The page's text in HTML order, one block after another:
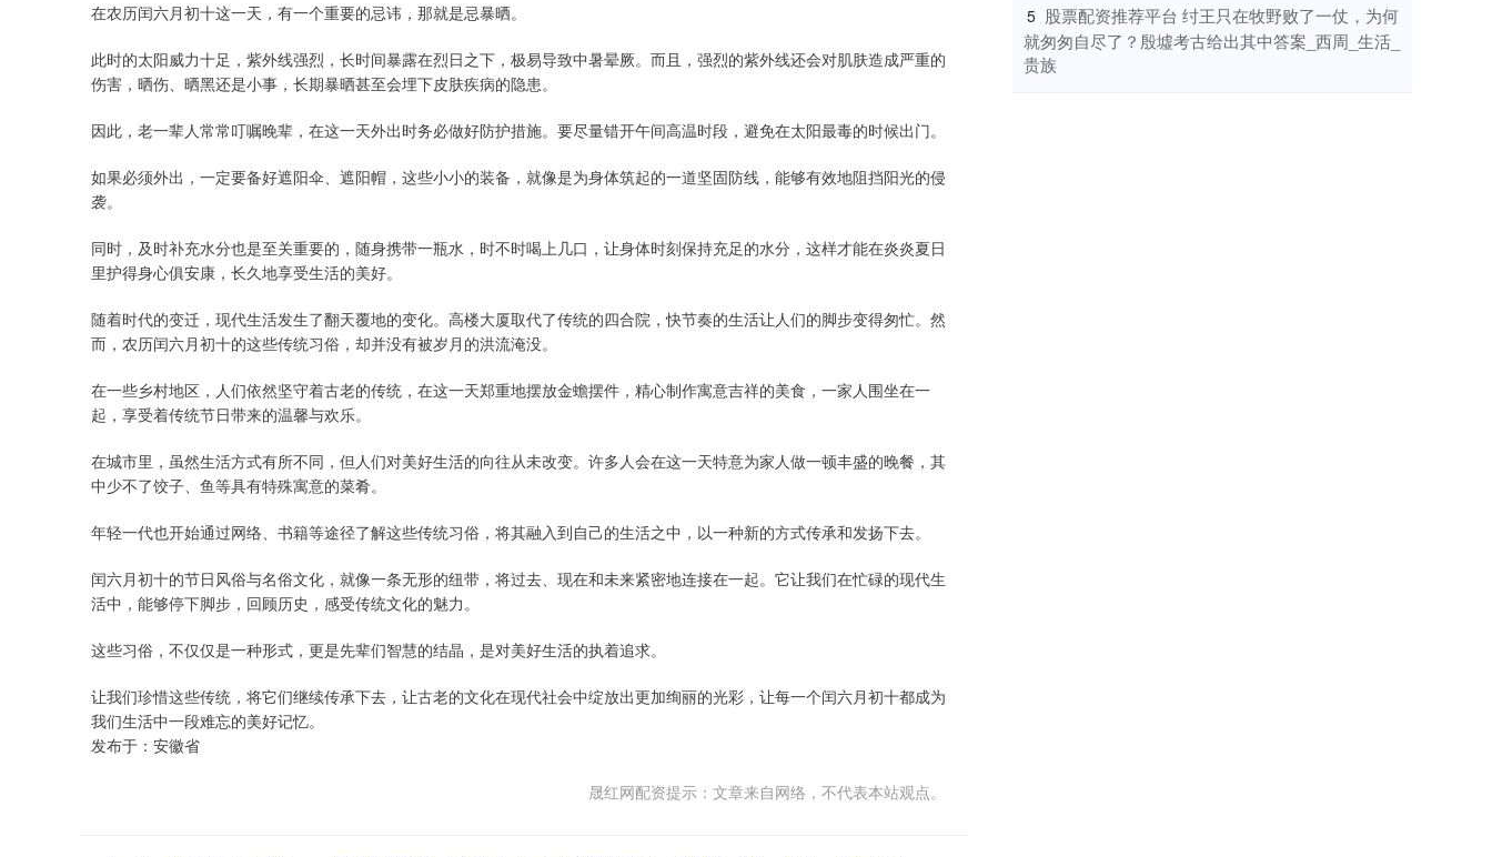
在农历闰六月初十这一天，有一个重要的忌讳，那就是忌暴晒。
此时的太阳威力十足，紫外线强烈，长时间暴露在烈日之下，极易导致中暑晕厥。而且，强烈的紫外线还会对肌肤造成严重的
伤害，晒伤、晒黑还是小事，长期暴晒甚至会埋下皮肤疾病的隐患。
因此，老一辈人常常叮嘱晚辈，在这一天外出时务必做好防护措施。要尽量错开午间高温时段，避免在太阳最毒的时候出门。
如果必须外出，一定要备好遮阳伞、遮阳帽，这些小小的装备，就像是为身体筑起的一道坚固防线，能够有效地阻挡阳光的侵
袭。
同时，及时补充水分也是至关重要的，随身携带一瓶水，时不时喝上几口，让身体时刻保持充足的水分，这样才能在炎炎夏日
里护得身心俱安康，长久地享受生活的美好。
随着时代的变迁，现代生活发生了翻天覆地的变化。高楼大厦取代了传统的四合院，快节奏的生活让人们的脚步变得匆忙。然
而，农历闰六月初十的这些传统习俗，却并没有被岁月的洪流淹没。
在一些乡村地区，人们依然坚守着古老的传统，在这一天郑重地摆放金蟾摆件，精心制作寓意吉祥的美食，一家人围坐在一
起，享受着传统节日带来的温馨与欢乐。
在城市里，虽然生活方式有所不同，但人们对美好生活的向往从未改变。许多人会在这一天特意为家人做一顿丰盛的晚餐，其
中少不了饺子、鱼等具有特殊寓意的菜肴。
年轻一代也开始通过网络、书籍等途径了解这些传统习俗，将其融入到自己的生活之中，以一种新的方式传承和发扬下去。
闰六月初十的节日风俗与名俗文化，就像一条无形的纽带，将过去、现在和未来紧密地连接在一起。它让我们在忙碌的现代生
活中，能够停下脚步，回顾历史，感受传统文化的魅力。
这些习俗，不仅仅是一种形式，更是先辈们智慧的结晶，是对美好生活的执着追求。
让我们珍惜这些传统，将它们继续传承下去，让古老的文化在现代社会中绽放出更加绚丽的光彩，让每一个闰六月初十都成为
我们生活中一段难忘的美好记忆。
发布于：安徽省
晟红网配资提示：文章来自网络，不代表本站观点。
5 ​股票配资推荐平台 纣王只在牧野败了一仗，为何
就匆匆自尽了？殷墟考古给出其中答案_西周_生活_
贵族